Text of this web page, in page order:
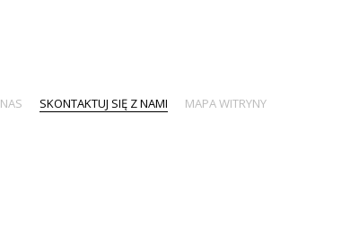
SKONTAKTUJ SIĘ Z NAMI MAPA WITRYNY